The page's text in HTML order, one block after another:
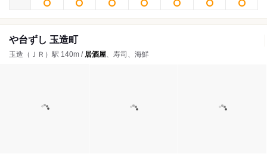
や台ずし 玉造町
玉造（ＪＲ）駅 140m / 居酒屋、寿司、海鮮